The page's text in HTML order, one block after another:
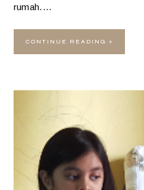
rumah.…
CONTINUE READING »